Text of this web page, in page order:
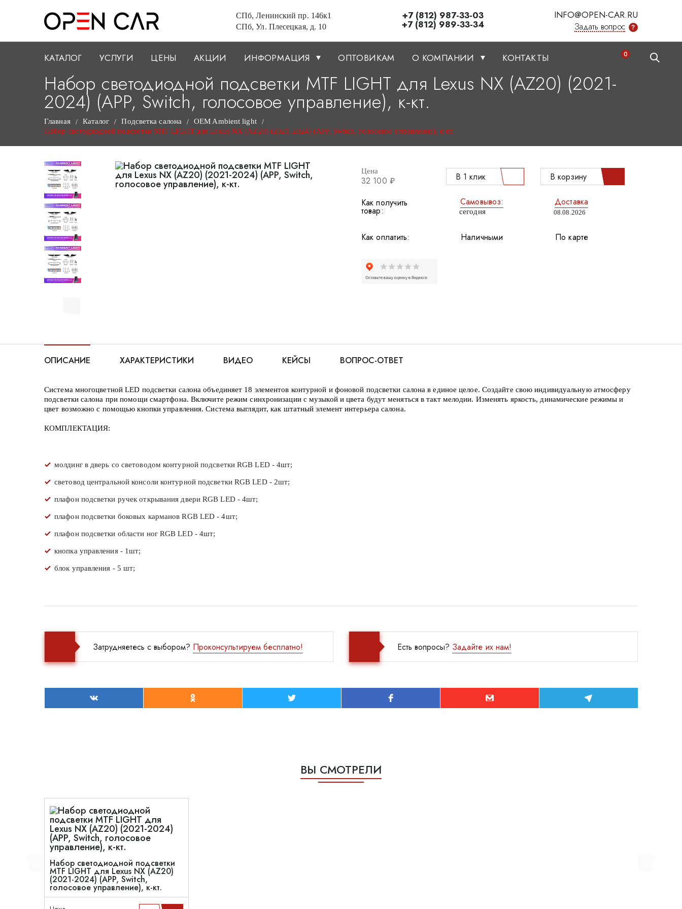
СПб, Ленинский пр. 146к1
СПб, Ул. Плесецкая, д. 10
+7 (812) 987-33-03
+7 (812) 989-33-34
INFO@OPEN-CAR.RU
Задать вопрос ?
КАТАЛОГ УСЛУГИ ЦЕНЫ АКЦИИ ИНФОРМАЦИЯ ОПТОВИКАМ О КОМПАНИИ КОНТАКТЫ 0
Набор светодиодной подсветки MTF LIGHT для Lexus NX (AZ20) (2021-
2024) (APP, Switch, голосовое управление), к-кт.
Главная / Каталог / Подсветка салона / OEM Ambient light /
Набор светодиодной подсветки MTF LIGHT для Lexus NX (AZ20) (2021-2024) (APP, Switch, голосовое управление), к-кт.
Цена
32 100 ₽ В 1 клик В корзину
Как получить
товар:
Самовывоз:
сегодня
Доставка
08.08.2026
Как оплатить: Наличными По карте
ОПИСАНИЕ ХАРАКТЕРИСТИКИ ВИДЕО КЕЙСЫ ВОПРОС-ОТВЕТ
Система многоцветной LED подсветки салона объединяет 18 элементов контурной и фоновой подсветки салона в единое целое. Создайте свою индивидуальную атмосферу
подсветки салона при помощи смартфона. Включите режим синхронизации с музыкой и цвета будут меняться в такт мелодии. Изменять яркость, динамические режимы и
цвет возможно с помощью кнопки управления. Система выглядит, как штатный элемент интерьера салона.
КОМПЛЕКТАЦИЯ:
молдинг в дверь со световодом контурной подсветки RGB LED - 4шт;
световод центральной консоли контурной подсветки RGB LED - 2шт;
плафон подсветки ручек открывания двери RGB LED - 4шт;
плафон подсветки боковых карманов RGB LED - 4шт;
плафон подсветки области ног RGB LED - 4шт;
кнопка управления - 1шт;
блок управления - 5 шт;
Затрудняетесь с выбором? Проконсультируем бесплатно! Есть вопросы? Задайте их нам!
ВЫ СМОТРЕЛИ
Набор светодиодной подсветки
MTF LIGHT для Lexus NX (AZ20)
(2021-2024) (APP, Switch,
голосовое управление), к-кт.